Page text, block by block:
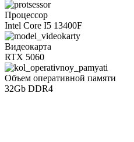
Процессор
Intel Core I5 13400F
Видеокарта
RTX 5060
Объем оперативной памяти
32Gb DDR4